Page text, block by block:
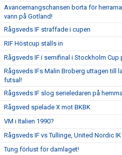
Avancemangschansen borta för
vann på Gotland!
Rågsveds IF straffade i cupen
RIF Höstcup ställs in
Rågsveds IF i semifinal i Stockholm Cup
Rågsveds IFs Malin Broberg uttagen till
futsal!
Rågsveds IF slog serieledaren på
Rågsved spelade X mot BKBK
VM i Italien 1990?
Rågsveds IF vs Tullinge, United Nordic
Tung förlust för damlaget!